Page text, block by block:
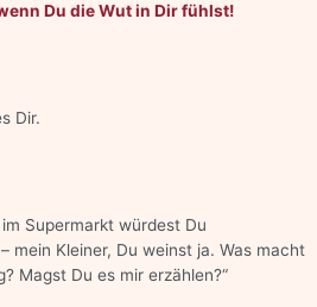
Du die Wut in Dir fühlst!
Dir.
Supermarkt würdest Du
mein Kleiner, Du weinst ja. Was macht
Magst Du es mir erzählen?“